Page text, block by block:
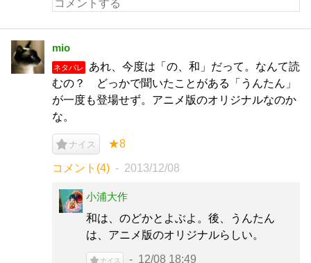
mio
ネタバレ
あれ、今度は「の、和」だって。なんて読
むの？ どっかで聞いたことがある「うんたん」
が一度も登場せず。アニメ版のオリジナルなのか
な。
ナイス ★8
コメント(4) 2013/12/08
小浦大作
和は、のどかとよぶよ。後、うんたん
は、アニメ版のオリジナルらしい。
ナイス 12/08 18:49